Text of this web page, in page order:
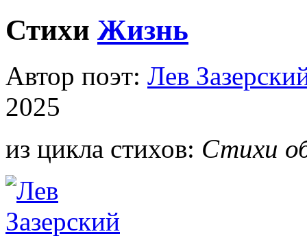
Стихи Жизнь
Автор поэт: Лев
2025
из цикла стихов: Стихи